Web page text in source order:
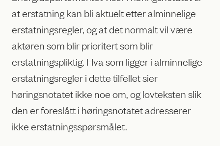
at erstatning kan bli aktuelt etter alminnelige
erstatningsregler, og at det normalt vil være
aktøren som blir prioritert som blir
erstatningspliktig. Hva som ligger i alminnelige
erstatningsregler i dette tilfellet sier
høringsnotatet ikke noe om, og lovteksten slik
den er foreslått i høringsnotatet adresserer
ikke erstatningsspørsmålet.